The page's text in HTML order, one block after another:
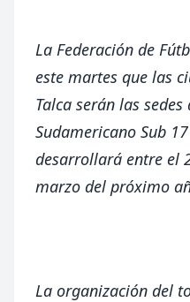
La Federación de
este martes que las
Talca serán las
Sudamericano Sub
desarrollará entre el
marzo del próximo
La organización del